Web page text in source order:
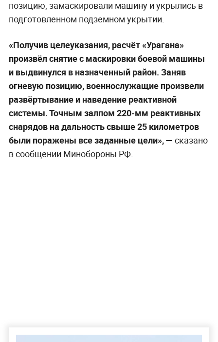
позицию, замаскировали машину и укрылись в
подготовленном подземном укрытии.
«Получив целеуказания, расчёт «Урагана»
произвёл снятие с маскировки боевой машины
и выдвинулся в назначенный район. Заняв
огневую позицию, военнослужащие произвели
развёртывание и наведение реактивной
системы. Точным залпом 220-мм реактивных
снарядов на дальность свыше 25 километров
были поражены все заданные цели», — сказано
в сообщении Минобороны РФ.